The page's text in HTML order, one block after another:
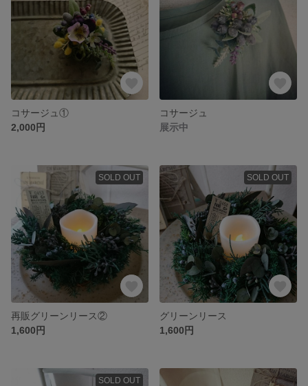
コサージュ①
2,000円
コサージュ
展示中
SOLD OUT
再販グリーンリース②
1,600円
SOLD OUT
グリーンリース
1,600円
SOLD OUT